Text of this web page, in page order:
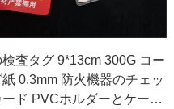
査タグ 9*13cm 300G コー
0.3mm 防火機器のチェッ
ード PVCホルダーとケーブ